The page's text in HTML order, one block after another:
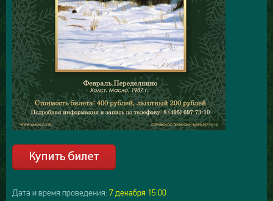
Дата и время проведения: 7 декабря 15:00